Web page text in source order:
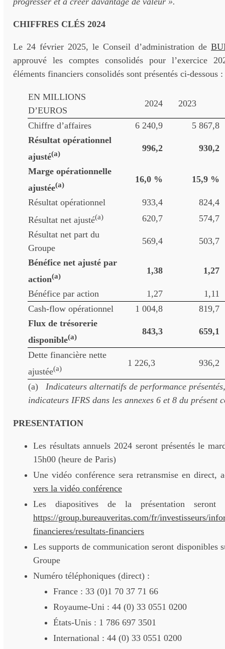
CHIFFRES CLÉS 2024
Le 24 février 2025, le Conseil d’administration de
approuvé les comptes consolidés pour l’exercice
éléments financiers consolidés sont présentés ci-dessous :
EN MILLIONS
D’EUROS
2024 2023
Chiffre d’affaires 6 240,9
5 867,8
Résultat opérationnel
ajusté(a)
996,2 930,2
Marge opérationnelle
ajustée(a)
16,0 % 15,9 %
Résultat opérationnel 933,4
824,4
Résultat net ajusté(a) 620,7
574,7
Résultat net part du
Groupe
569,4 503,7
Bénéfice net ajusté par
action(a)
1,38 1,27
Bénéfice par action 1,27
1,11
Cash-flow opérationnel
1 004,8
819,7
Flux de trésorerie
disponible(a)
843,3 659,1
Dette financière nette
ajustée(a)
1 226,3 936,2
(a) Indicateurs alternatifs de performance
indicateurs IFRS dans les annexes 6 et 8 du présent
PRESENTATION
Les résultats annuels 2024 seront présentés le
15h00 (heure de Paris)
Une vidéo conférence sera retransmise en direct,
vers la vidéo conférence
Les diapositives de la présentation seront
https://group.bureauveritas.com/fr/investisseurs/
financieres/resultats-financiers
Les supports de communication seront disponibles
Groupe
Numéro téléphoniques (direct) :
France : 33 (0)1 70 37 71 66
Royaume-Uni : 44 (0) 33 0551 0200
États-Unis : 1 786 697 3501
International : 44 (0) 33 0551 0200